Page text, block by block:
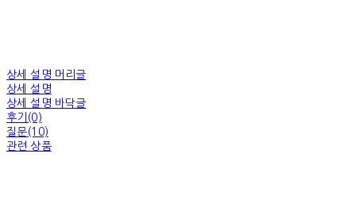
상세 설명 머리글
상세 설명
상세 설명 바닥글
후기(0)
질문(10)
관련 상품